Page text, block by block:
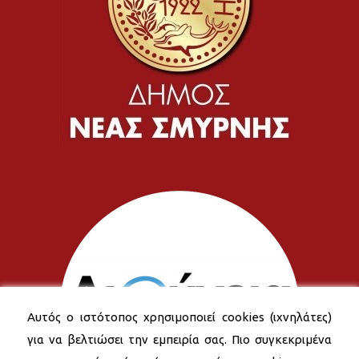
Αυτός ο ιστότοπος χρησιμοποιεί cookies (ιχνηλάτες)
για να βελτιώσει την εμπειρία σας. Πιο συγκεκριμένα